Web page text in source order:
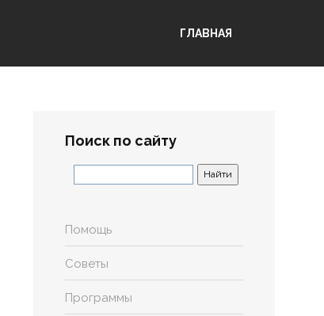
ГЛАВНАЯ
Поиск по сайту
Помощь
Советы
Программы